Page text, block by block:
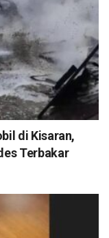
di Kisaran,
Terbakar